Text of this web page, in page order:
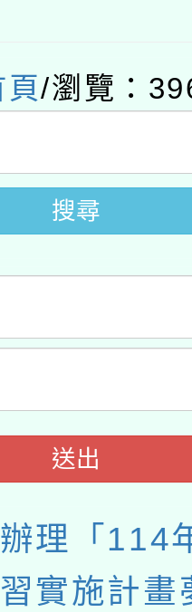
大為「滿6
」措施，延
導
發金額試算
知所屬退休
育部國民
等教育建置
計畫」一案
之「115年
體解謎活動
頁/瀏覽：
搜尋
送出
理「114
實施計畫